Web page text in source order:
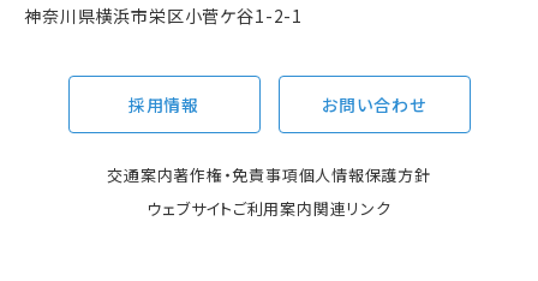
神奈川県横浜市栄区小菅ケ谷1-2-1
採用情報 お問い合わせ
交通案内著作権・免責事項個人情報保護方針
ウェブサイトご利用案内関連リンク